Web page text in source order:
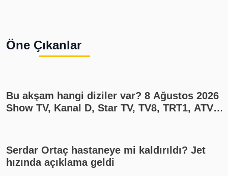
Öne Çıkanlar
Bu akşam hangi diziler var? 8 Ağustos 2026
Show TV, Kanal D, Star TV, TV8, TRT1, ATV
Serdar Ortaç hastaneye mi kaldırıldı? Jet
hızında açıklama geldi